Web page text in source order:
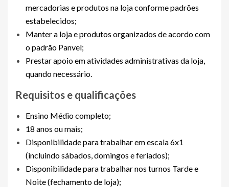
mercadorias e produtos na loja conforme padrões
estabelecidos;
Manter a loja e produtos organizados de acordo com
o padrão Panvel;
Prestar apoio em atividades administrativas da loja,
quando necessário.
Requisitos e qualificações
Ensino Médio completo;
18 anos ou mais;
Disponibilidade para trabalhar em escala 6x1
(incluindo sábados, domingos e feriados);
Disponibilidade para trabalhar nos turnos Tarde e
Noite (fechamento de loja);